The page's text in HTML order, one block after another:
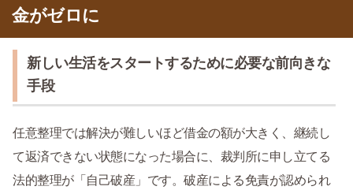
金がゼロに
新しい生活をスタートするために必要な前向きな
手段
任意整理では解決が難しいほど借金の額が大きく、継続し
て返済できない状態になった場合に、裁判所に申し立てる
法的整理が「自己破産」です。破産による免責が認められ